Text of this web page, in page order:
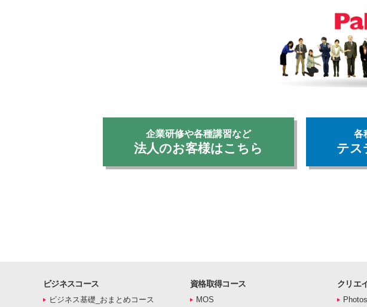
企業研修や各種講習など
法人のお客様はこちら
各
テス
ビジネスコース
ビジネス基礎_おまとめコース
資格取得コース
MOS
クリエ